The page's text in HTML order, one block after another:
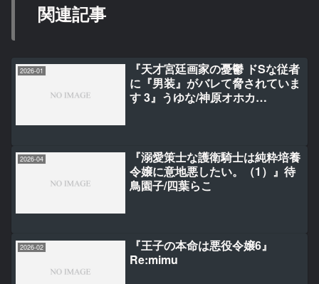
関連記事
2026-01
『天才宮廷画家の憂鬱 ドSな従者
に『男装』がバレて脅されていま
す 3』うゆな/神原オホカ
2026-04
『溺愛策士な護衛騎士は純粋培養
令嬢に意地悪したい。（1）』待
鳥園子/四葉らこ
2026-02
『王子の本命は悪役令嬢6』
Re:mimu